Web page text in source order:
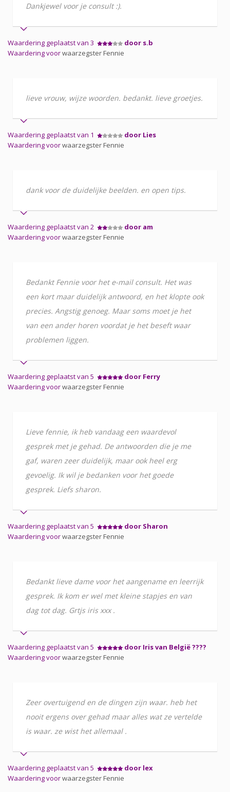
Dankjewel voor je consult :).
Waardering geplaatst van 3
door s.b
Waardering voorwaarzegster Fennie
lieve vrouw, wijze woorden. bedankt. lieve groetjes.
Waardering geplaatst van 1
door Lies
Waardering voorwaarzegster Fennie
dank voor de duidelijke beelden. en open tips.
Waardering geplaatst van 2
door am
Waardering voorwaarzegster Fennie
Bedankt Fennie voor het e-mail consult. Het was
een kort maar duidelijk antwoord, en het klopte ook
precies. Angstig genoeg. Maar soms moet je het
van een ander horen voordat je het beseft waar
problemen liggen.
Waardering geplaatst van 5
door Ferry
Waardering voorwaarzegster Fennie
Lieve fennie, ik heb vandaag een waardevol
gesprek met je gehad. De antwoorden die je me
gaf, waren zeer duidelijk, maar ook heel erg
gevoelig. Ik wil je bedanken voor het goede
gesprek. Liefs sharon.
Waardering geplaatst van 5
door Sharon
Waardering voorwaarzegster Fennie
Bedankt lieve dame voor het aangename en leerrijk
gesprek. Ik kom er wel met kleine stapjes en van
dag tot dag. Grtjs iris xxx .
Waardering geplaatst van 5
door Iris van België ????
Waardering voorwaarzegster Fennie
Zeer overtuigend en de dingen zijn waar. heb het
nooit ergens over gehad maar alles wat ze vertelde
is waar. ze wist het allemaal .
Waardering geplaatst van 5
door lex
Waardering voorwaarzegster Fennie